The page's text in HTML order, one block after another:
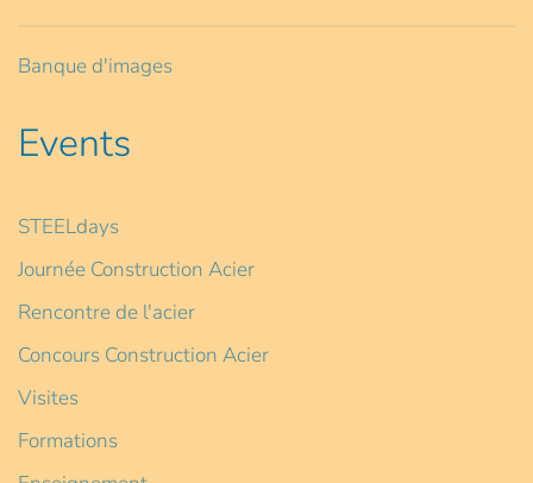
Banque d'images
Events
STEELdays
Journée Construction Acier
Rencontre de l'acier
Concours Construction Acier
Visites
Formations